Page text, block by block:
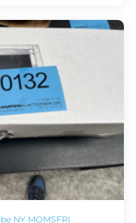
NY MOMSFRI